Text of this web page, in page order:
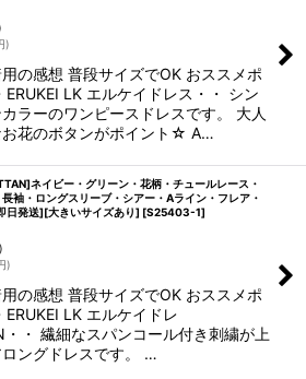
)
の感想 普段サイズでOK おススメポ
ERUKEI LK エルケイドレス・・ シン
ラーのワンピースドレスです。 大人
お花のボタンがポイント☆ A…
ネイビー・グリーン・花柄・チュールレース・
袖・ロングスリーブ・シアー・Aライン・フレア・
日発送][大きいサイズあり] [S25403-1]
)
の感想 普段サイズでOK おススメポ
ERUKEI LK エルケイドレ
・・ 繊細なスパンコール付き刺繍が上
ングドレスです。 …